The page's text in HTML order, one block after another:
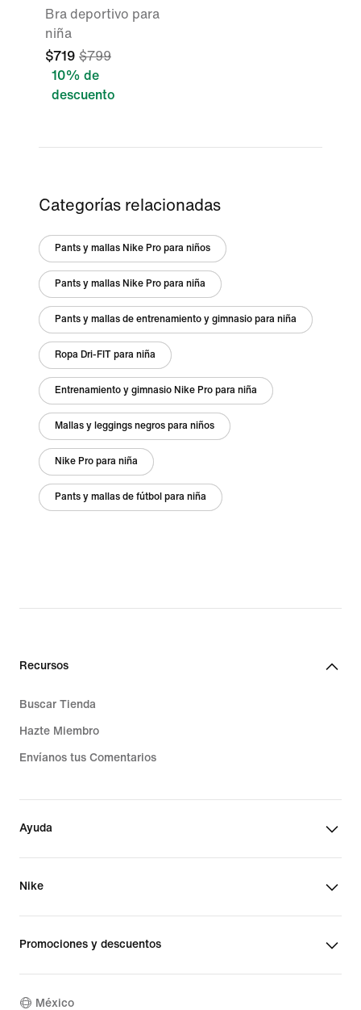
Bra deportivo para
niña
$719 $799
10% de
descuento
Categorías relacionadas
Pants y mallas Nike Pro para niños
Pants y mallas Nike Pro para niña
Pants y mallas de entrenamiento y gimnasio para niña
Ropa Dri-FIT para niña
Entrenamiento y gimnasio Nike Pro para niña
Mallas y leggings negros para niños
Nike Pro para niña
Pants y mallas de fútbol para niña
Recursos
Buscar Tienda
Hazte Miembro
Envíanos tus Comentarios
Ayuda
Nike
Promociones y descuentos
México